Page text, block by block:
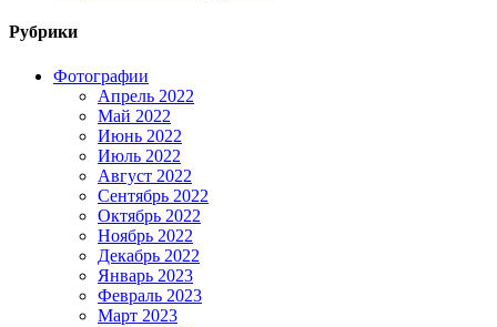
Рубрики
Фотографии
Апрель 2022
Май 2022
Июнь 2022
Июль 2022
Август 2022
Сентябрь 2022
Октябрь 2022
Ноябрь 2022
Декабрь 2022
Январь 2023
Февраль 2023
Март 2023